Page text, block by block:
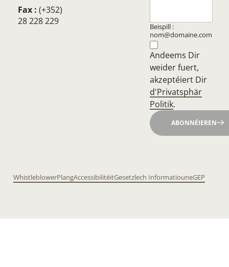
Fax : (+352)
28 228 229
Beispill :
nom@domaine.com
Andeems Dir
weider fuert,
akzeptéiert Dir
d'Privatsphär
Politik.
ABONNÉIEREN
WhistleblowerPlangAccessibilitéitGesetzlech InformatiouneGEP